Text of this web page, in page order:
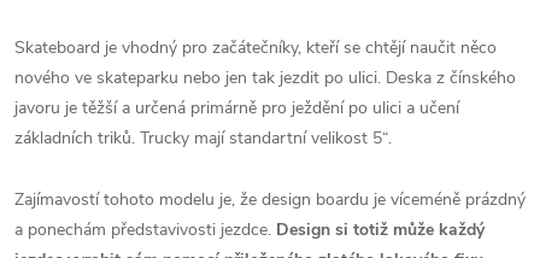
Skateboard je vhodný pro začátečníky, kteří se chtějí naučit něco
nového ve skateparku nebo jen tak jezdit po ulici. Deska z čínského
javoru je těžší a určená primárně pro ježdění po ulici a učení
základních triků. Trucky mají standartní velikost 5“.
Zajímavostí tohoto modelu je, že design boardu je víceméně prázdný
a ponechám představivosti jezdce. Design si totiž může každý